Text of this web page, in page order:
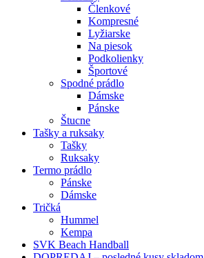
Členkové
Kompresné
Lyžiarske
Na piesok
Podkolienky
Športové
Spodné prádlo
Dámske
Pánske
Štucne
Tašky a ruksaky
Tašky
Ruksaky
Termo prádlo
Pánske
Dámske
Tričká
Hummel
Kempa
SVK Beach Handball